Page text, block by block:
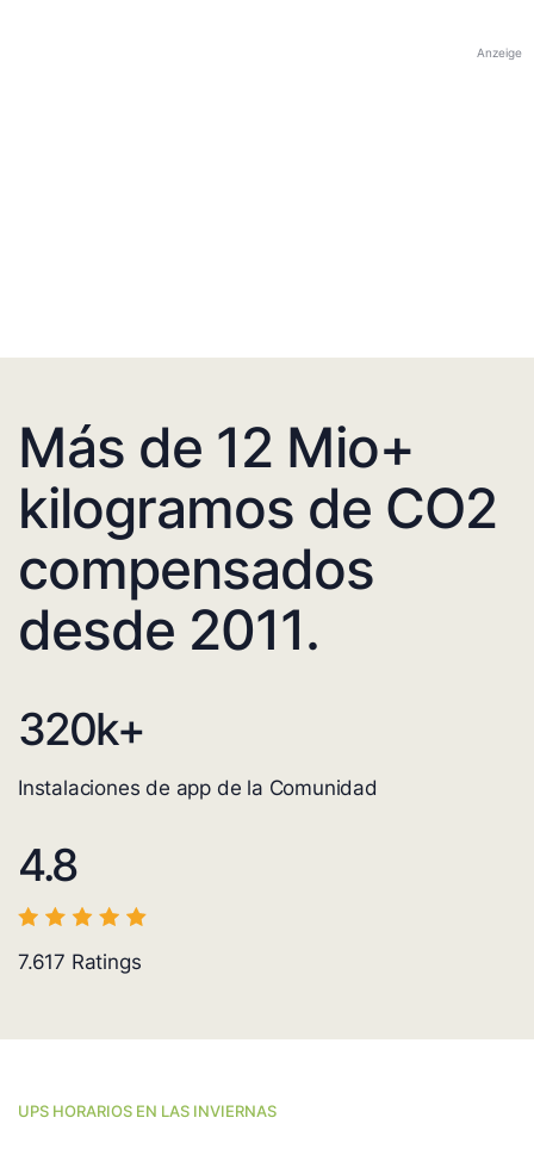
Anzeige
Más de 12 Mio+
kilogramos de CO2
compensados
desde 2011.
320k+
Instalaciones de app de la Comunidad
4.8
7.617 Ratings
UPS HORARIOS EN LAS INVIERNAS